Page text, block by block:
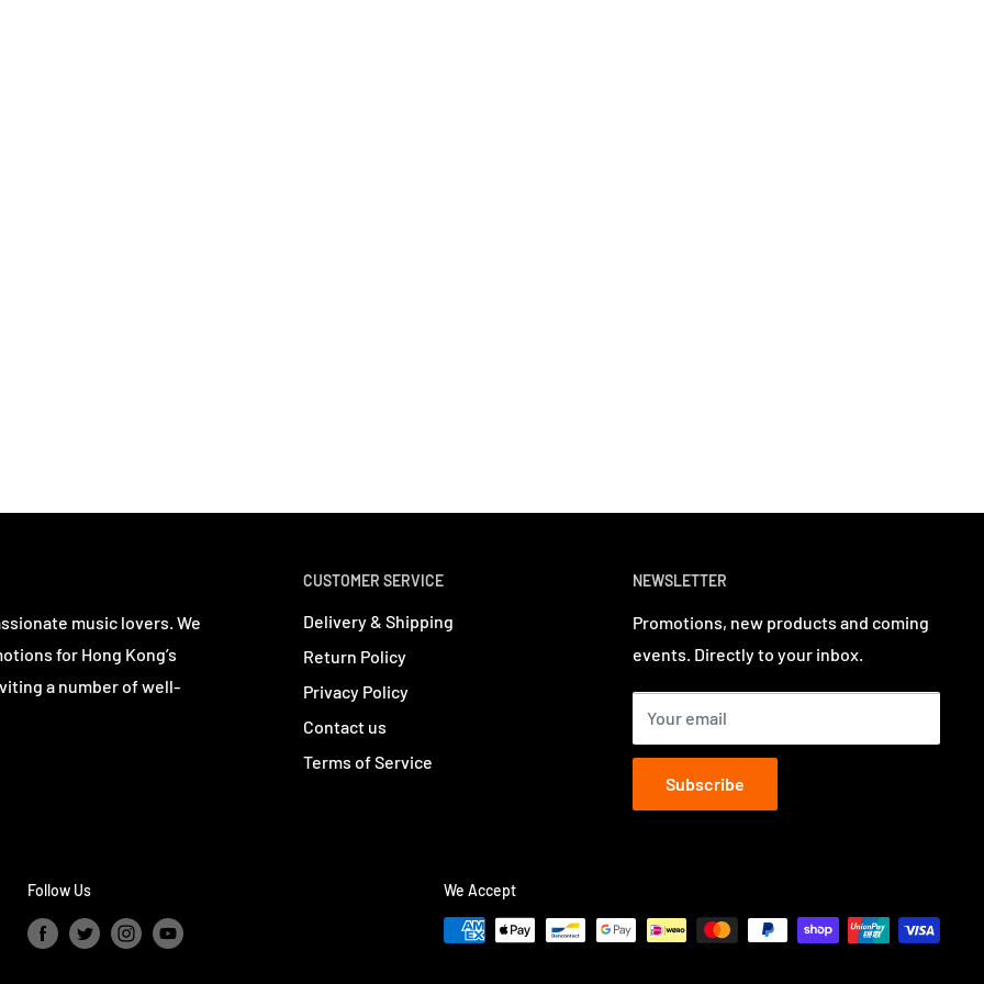
music lovers. We
for Hong Kong’s
a number of well-
CUSTOMER SERVICE
Delivery & Shipping
Return Policy
Privacy Policy
Contact us
Terms of Service
NEWSLETTER
Promotions, new products and coming
events. Directly to your inbox.
Your email
Subscribe
Follow Us We Accept